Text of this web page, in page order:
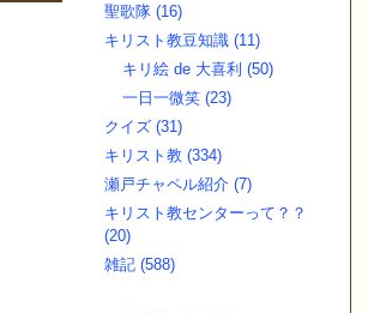
聖歌隊 (16)
キリスト教豆知識 (11)
キリ絵 de 大喜利 (50)
一日一微笑 (23)
クイズ (31)
キリスト教 (334)
瀬戸チャペル紹介 (7)
キリスト教センターって？？
(20)
雑記 (588)